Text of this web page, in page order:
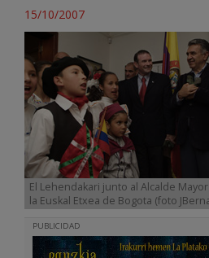
15/10/2007
El Lehendakari junto al Alcalde
la Euskal Etxea de Bogota (foto
PUBLICIDAD